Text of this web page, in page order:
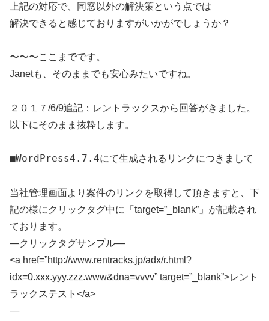
上記の対応で、同窓以外の解決策という点では
解決できると感じておりますがいかがでしょうか？
〜〜〜ここまでです。
Janetも、そのままでも安心みたいですね。
２０１７/6/9追記：レントラックスから回答がきました。
以下にそのまま抜粋します。
■WordPress4.7.4にて生成されるリンクにつきまして
当社管理画面より案件のリンクを取得して頂きますと、下
記の様にクリックタグ中に「target=”_blank”」が記載され
ております。
—クリックタグサンプル—
<a href=”http://www.rentracks.jp/adx/r.html?
idx=0.xxx.yyy.zzz.www&dna=vvvv” target=”_blank”>レント
ラックステスト</a>
—